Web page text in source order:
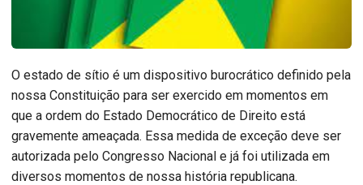
O estado de sítio é um dispositivo burocrático definido pela
nossa Constituição para ser exercido em momentos em
que a ordem do Estado Democrático de Direito está
gravemente ameaçada. Essa medida de exceção deve ser
autorizada pelo Congresso Nacional e já foi utilizada em
diversos momentos de nossa história republicana.